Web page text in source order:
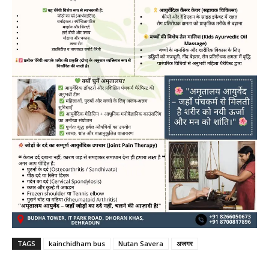
TAGS kainchidham bus Nutan Savera अजगर